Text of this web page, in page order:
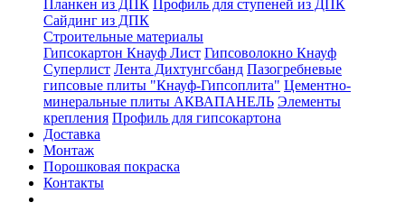
Планкен из ДПК Профиль для ступеней из ДПК
Сайдинг из ДПК
Строительные материалы
Гипсокартон Кнауф Лист Гипсоволокно Кнауф
Суперлист Лента Дихтунгсбанд Пазогребневые
гипсовые плиты "Кнауф-Гипсоплита" Цементно-
минеральные плиты АКВАПАНЕЛЬ Элементы
крепления Профиль для гипсокартона
Доставка
Монтаж
Порошковая покраска
Контакты